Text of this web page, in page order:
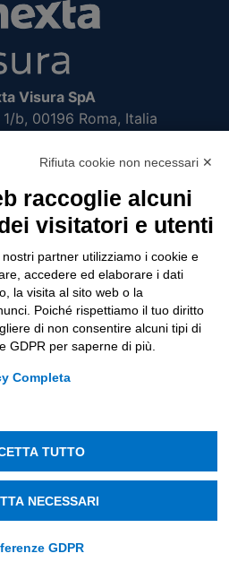
Visura SpA
1/b, 00196 Roma, Italia
direzione e coordinamento
REA n. 877679
UTILITÀ
Password
di presenza
cookie
Rifiuta cookie non necessari ✕
raccoglie alcuni
visitatori e utenti
partner utilizziamo i cookie e
accedere ed elaborare i dati
la visita al sito web o la
Poiché rispettiamo il tuo diritto
di non consentire alcuni tipi di
GDPR per saperne di più.
Completa
TUTTO
NECESSARI
GDPR